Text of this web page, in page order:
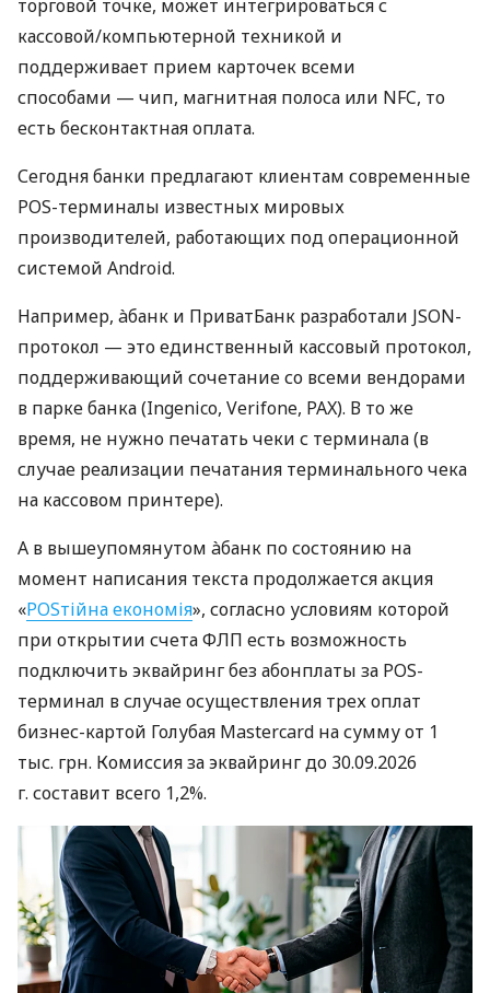
торговой точке, может интегрироваться с
кассовой/компьютерной техникой и
поддерживает прием карточек всеми
способами — чип, магнитная полоса или NFC, то
есть бесконтактная оплата.
Сегодня банки предлагают клиентам современные
POS-терминалы известных мировых
производителей, работающих под операционной
системой Android.
Например, àбанк и ПриватБанк разработали JSON-
протокол — это единственный кассовый протокол,
поддерживающий сочетание со всеми вендорами
в парке банка (Ingenico, Verifone, PAX). В то же
время, не нужно печатать чеки с терминала (в
случае реализации печатания терминального чека
на кассовом принтере).
А в вышеупомянутом àбанк по состоянию на
момент написания текста продолжается акция
«POSтійна економія», согласно условиям которой
при открытии счета ФЛП есть возможность
подключить эквайринг без абонплаты за POS-
терминал в случае осуществления трех оплат
бизнес-картой Голубая Mastercard на сумму от 1
тыс. грн. Комиссия за эквайринг до 30.09.2026
г. составит всего 1,2%.